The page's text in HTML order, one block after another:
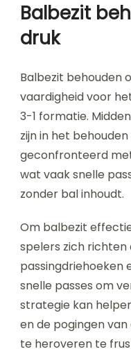
Balbezit
druk
Balbezit behouden
vaardigheid voor
3-1 formatie.
zijn in het
geconfronteerd
wat vaak snelle
zonder bal inhoudt.
Om balbezit
spelers zich
passingdriehoeken
snelle passes om
strategie kan
en de pogingen
te heroveren te